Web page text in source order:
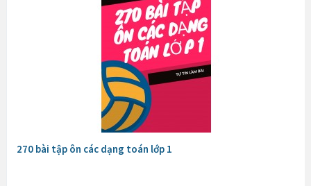
270 bài tập ôn các dạng toán lớp 1